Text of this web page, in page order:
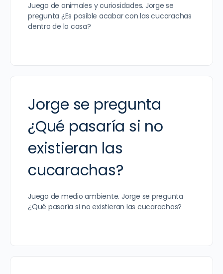
Juego de animales y curiosidades. Jorge se
pregunta ¿Es posible acabar con las cucarachas
dentro de la casa?
Jorge se pregunta
¿Qué pasaría si no
existieran las
cucarachas?
Juego de medio ambiente. Jorge se pregunta
¿Qué pasaría si no existieran las cucarachas?